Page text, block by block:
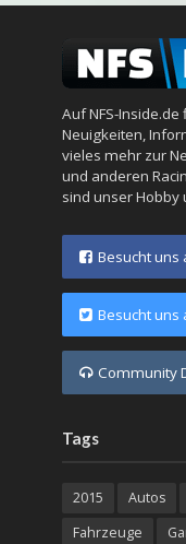
Auf NFS-
Neuigkeiten,
vieles mehr zur
und anderen
sind unser Hobby
Besucht uns
Besucht uns
Community
Tags
2015 Autos
Fahrzeuge